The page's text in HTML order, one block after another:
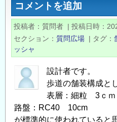
ず
コメントを追加
投稿者 質問者 | 投稿日時
セクション
質問広場 | タグ
ッシャ
設計者です。
歩道の舗装構成と
表層：細粒 3ｃｍ
路盤：RC40 10cm
が標準的に使われていると